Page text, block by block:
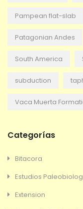
Pampean flat-slab
Patagonian Andes
South America
subduction
Vaca Muerta
Categorías
Bitacora
Estudios
Extension